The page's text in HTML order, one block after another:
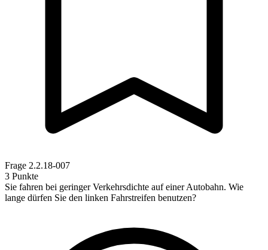
Frage 2.2.18-007
3 Punkte
Sie fahren bei geringer Verkehrsdichte auf einer Autobahn. Wie
lange dürfen Sie den linken Fahrstreifen benutzen?